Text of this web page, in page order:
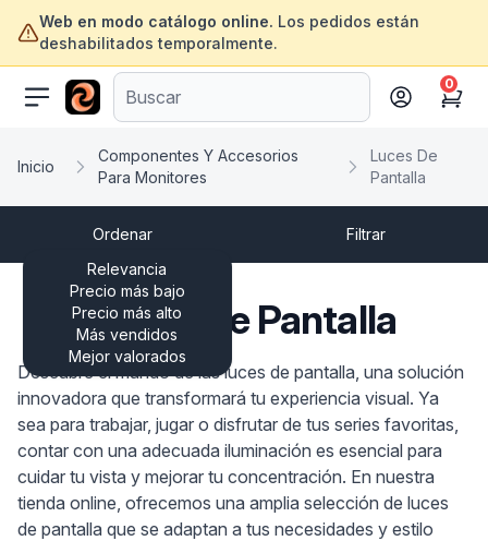
Web en modo catálogo online. Los pedidos están
deshabilitados temporalmente.
ofertasinformatica.com
Cart
0
Inicio
Componentes Y Accesorios
Para Monitores
Luces De
Pantalla
Ordenar
Relevancia
Precio más bajo
Precio más alto
Más vendidos
Mejor valorados
Filtrar
Luces De Pantalla
Descubre el mundo de las luces de pantalla, una solución
innovadora que transformará tu experiencia visual. Ya
sea para trabajar, jugar o disfrutar de tus series favoritas,
contar con una adecuada iluminación es esencial para
cuidar tu vista y mejorar tu concentración. En nuestra
tienda online, ofrecemos una amplia selección de luces
de pantalla que se adaptan a tus necesidades y estilo